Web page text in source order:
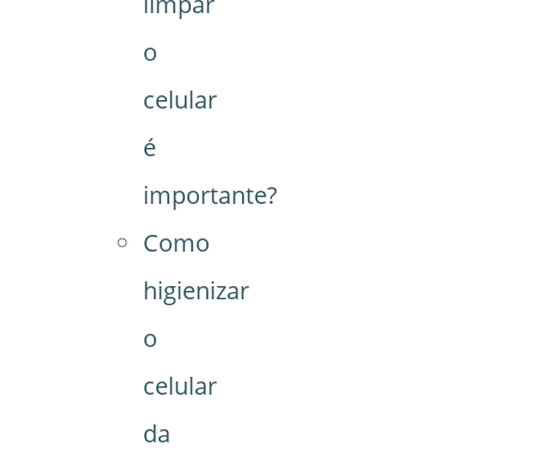
o
celular
é
importante?
Como
higienizar
o
celular
da